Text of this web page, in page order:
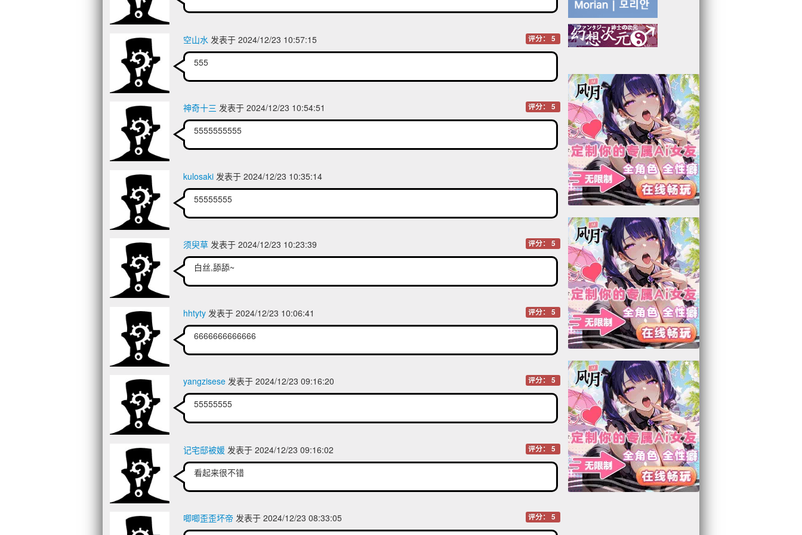
空山水 发表于 2024/12/23 10:57:15 评分： 5
555
神奇十三 发表于 2024/12/23 10:54:51 评分： 5
5555555555
kulosaki发表于 2024/12/23 10:35:14
55555555
须臾草发表于 2024/12/23 10:23:39 评分： 5
白丝,舔舔~
hhtyty发表于 2024/12/23 10:06:41 评分： 5
6666666666666
yangzisese发表于 2024/12/23 09:16:20 评分： 5
55555555
记宅邸被媛发表于 2024/12/23 09:16:02 评分： 5
看起来很不错
唧唧歪歪坏帝 发表于 2024/12/23 08:33:05 评分： 5